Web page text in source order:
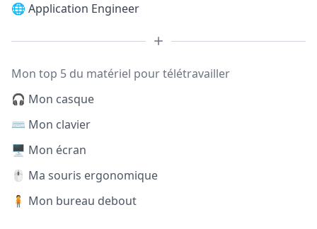
🌐 Application Engineer
Mon top 5 du matériel pour télétravailler
🎧 Mon casque
⌨️ Mon clavier
🖥️ Mon écran
🖱️ Ma souris ergonomique
🧍 Mon bureau debout